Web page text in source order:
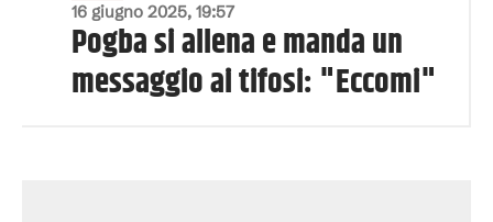
16 giugno 2025, 19:57
Pogba si allena e manda un
messaggio ai tifosi: "Eccomi"